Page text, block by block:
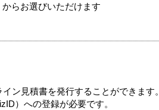
らお選びいただけます
ン見積書を発行することができます。
）への登録が必要です。